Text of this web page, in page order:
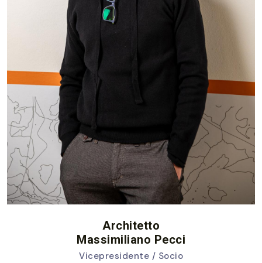
Architetto
Massimiliano Pecci
Vicepresidente / Socio